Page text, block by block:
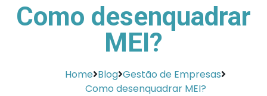
Como desenquadrar
MEI?
Home Blog Gestão de Empresas
Como desenquadrar MEI?